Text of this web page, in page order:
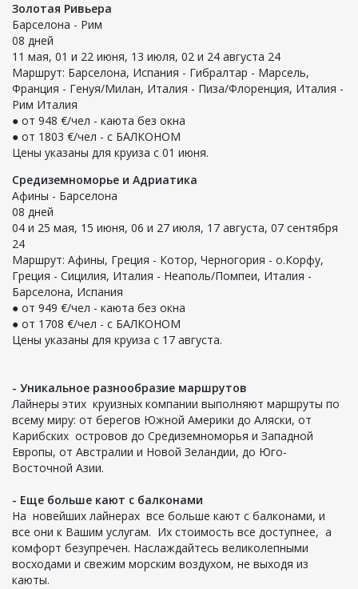
Золотая Ривьера
Барселона - Рим
08 дней
11 мая, 01 и 22 июня, 13 июля, 02 и 24 августа 24
Маршрут: Барселона, Испания - Гибралтар - Марсель,
Франция - Генуя/Милан, Италия - Пиза/Флоренция, Италия -
Рим Италия
● от 948 €/чел - каюта без окна
● от 1803 €/чел - с БАЛКОНОМ
Цены указаны для круиза с 01 июня.
Средиземноморье и Адриатика
Афины - Барселона
08 дней
04 и 25 мая, 15 июня, 06 и 27 июля, 17 августа, 07 сентября
24
Маршрут: Афины, Греция - Котор, Черногория - о.Корфу,
Греция - Сицилия, Италия - Неаполь/Помпеи, Италия -
Барселона, Испания
● от 949 €/чел - каюта без окна
● от 1708 €/чел - с БАЛКОНОМ
Цены указаны для круиза с 17 августа.
- Уникальное разнообразие маршрутов
Лайнеры этих круизных компании выполняют маршруты по
всему миру: от берегов Южной Америки до Аляски, от
Карибских островов до Средиземноморья и Западной
Европы, от Австралии и Новой Зеландии, до Юго-
Восточной Азии.
- Еще больше кают с балконами
На новейших лайнерах все больше кают с балконами, и
все они к Вашим услугам. Их стоимость все доступнее, а
комфорт безупречен. Наслаждайтесь великолепными
восходами и свежим морским воздухом, не выходя из
каюты.